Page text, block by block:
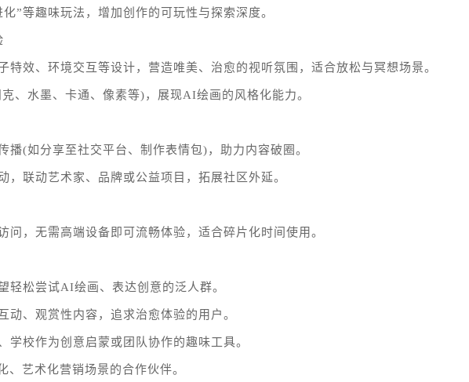
”等趣味玩法，增加创作的可玩性与探索深度。
特效、环境交互等设计，营造唯美、治愈的视听氛围，适合放松与冥想场景。
、水墨、卡通、像素等)，展现AI绘画的风格化能力。
播(如分享至社交平台、制作表情包)，助力内容破圈。
，联动艺术家、品牌或公益项目，拓展社区外延。
问，无需高端设备即可流畅体验，适合碎片化时间使用。
轻松尝试AI绘画、表达创意的泛人群。
动、观赏性内容，追求治愈体验的用户。
学校作为创意启蒙或团队协作的趣味工具。
、艺术化营销场景的合作伙伴。